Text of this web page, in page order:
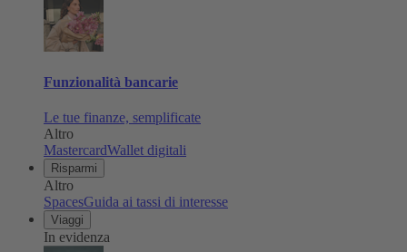
Funzionalità bancarie
Le tue finanze, semplificate
Altro
MastercardWallet digitali
Risparmi
Altro
SpacesGuida ai tassi di interesse
Viaggi
In evidenza